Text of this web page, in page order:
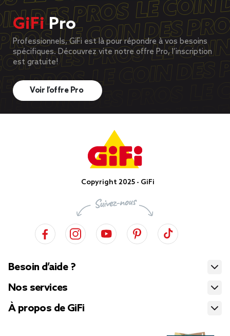
GiFiPro
Professionnels, GiFi est là pour répondre à vos besoins
spécifiques. Découvrez vite notre offre Pro, l’inscription
est gratuite!
Voir l’offre Pro
Copyright 2025 - GiFi
Besoin d’aide ?
Nos services
À propos de GiFi